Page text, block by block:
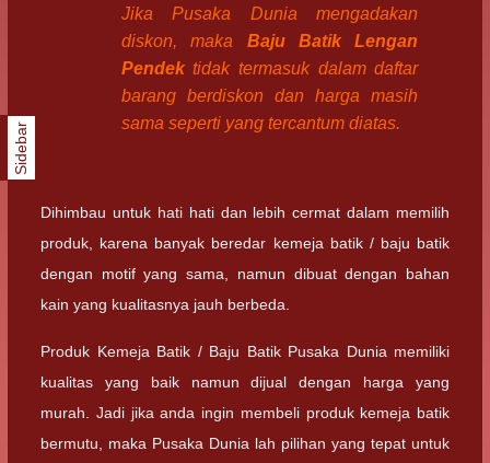
Jika Pusaka Dunia mengadakan
diskon, maka Baju Batik Lengan
Pendektidak termasuk dalam daftar
barang berdiskon dan harga masih
sama seperti yang tercantum diatas.
Dihimbau untuk hati hati dan lebih cermat dalam memilih
produk, karena banyak beredar kemeja batik / baju batik
dengan motif yang sama, namun dibuat dengan bahan
kain yang kualitasnya jauh berbeda.
Produk Kemeja Batik / Baju Batik Pusaka Dunia memiliki
kualitas yang baik namun dijual dengan harga yang
murah. Jadi jika anda ingin membeli produk kemeja batik
bermutu, maka Pusaka Dunia lah pilihan yang tepat untuk
Sidebar